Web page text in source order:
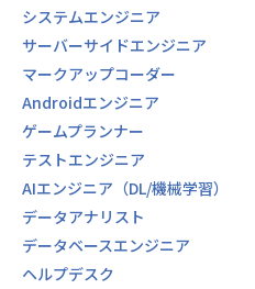
システムエンジニア
サーバーサイドエンジニア
マークアップコーダー
Androidエンジニア
ゲームプランナー
テストエンジニア
AIエンジニア（DL/機械学習）
データアナリスト
データベースエンジニア
ヘルプデスク